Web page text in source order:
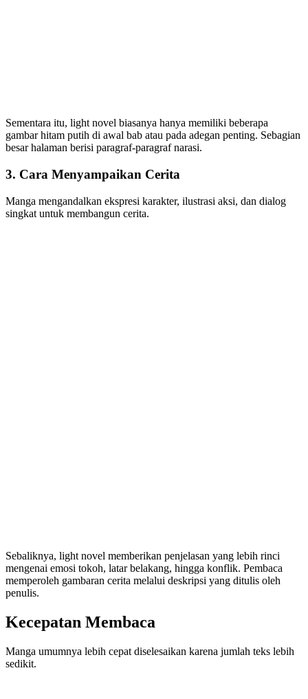
Sementara itu, light novel biasanya hanya memiliki beberapa
gambar hitam putih di awal bab atau pada adegan penting. Sebagian
besar halaman berisi paragraf-paragraf narasi.
3. Cara Menyampaikan Cerita
Manga mengandalkan ekspresi karakter, ilustrasi aksi, dan dialog
singkat untuk membangun cerita.
Sebaliknya, light novel memberikan penjelasan yang lebih rinci
mengenai emosi tokoh, latar belakang, hingga konflik. Pembaca
memperoleh gambaran cerita melalui deskripsi yang ditulis oleh
penulis.
Kecepatan Membaca
Manga umumnya lebih cepat diselesaikan karena jumlah teks lebih
sedikit.